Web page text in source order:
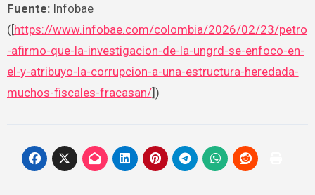
Fuente:Infobae
([https://www.infobae.com/colombia/2026/02/23/petro
-afirmo-que-la-investigacion-de-la-ungrd-se-enfoco-en-
el-y-atribuyo-la-corrupcion-a-una-estructura-heredada-
muchos-fiscales-fracasan/])